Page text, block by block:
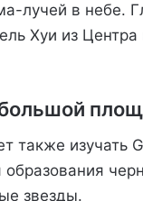
лучей в небе.
Хуи из
также изучать
звезды.